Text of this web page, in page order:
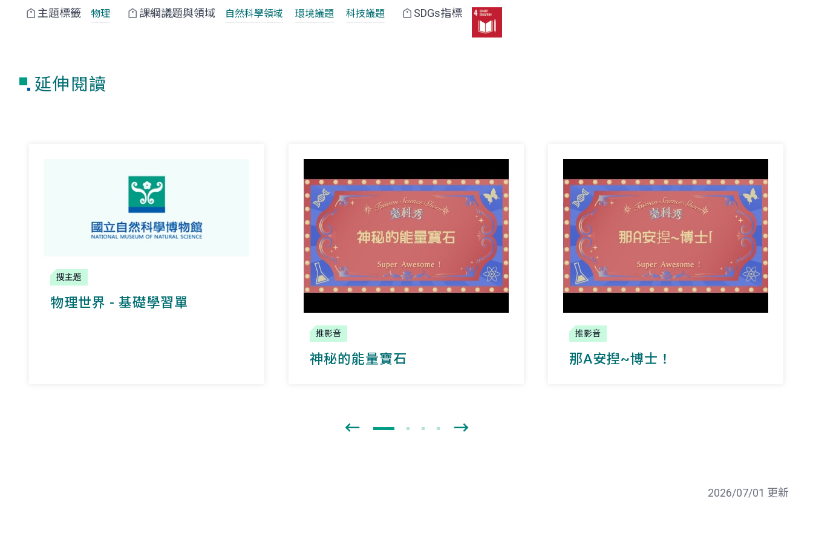
主題標籤 物理 課綱議題與領域 自然科學領域 環境議題 科技議題 SDGs指標
延伸閱讀
搜主題
物理世界 - 基礎學習單
推影音
神秘的能量寶石
推影音
那A安揑~博士！
2026/07/01 更新